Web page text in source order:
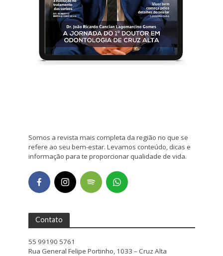
Somos a revista mais completa da região no que se
refere ao seu bem-estar. Levamos conteúdo, dicas e
informação para te proporcionar qualidade de vida.
Contato
55 99190 5761
Rua General Felipe Portinho, 1033 – Cruz Alta